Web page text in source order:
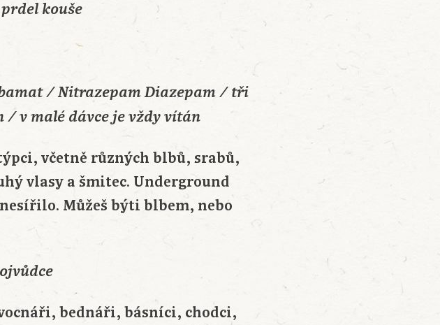
kouše
/ Nitrazepam Diazepam / tři
v malé dávce je vždy vítán
včetně různých blbů, srabů,
vlasy a šmitec. Underground
Můžeš býti blbem, nebo
bednáři, básníci, chodci,